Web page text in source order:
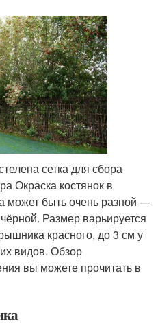
сетка для сбора
Окраска костянок в
может быть очень разной —
Размер варьируется
красного, до 3 см у
видов. Обзор
вы можете прочитать в